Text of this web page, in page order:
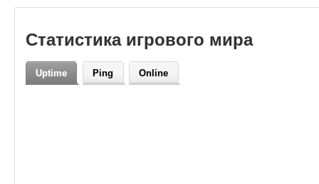
магазине (даже без
Статистика игрового мира
Uptime Ping Online